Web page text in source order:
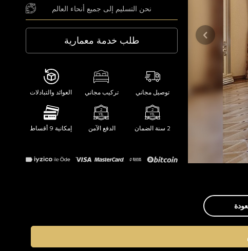
نحن التسليم إلى جميع أنحاء العالم
طلب خدمة معمارية
توصيل مجاني تركيب مجاني العوائد والتبادلات
2 سنة الضمان الدفع الآمن إمكانية 9 أقساط